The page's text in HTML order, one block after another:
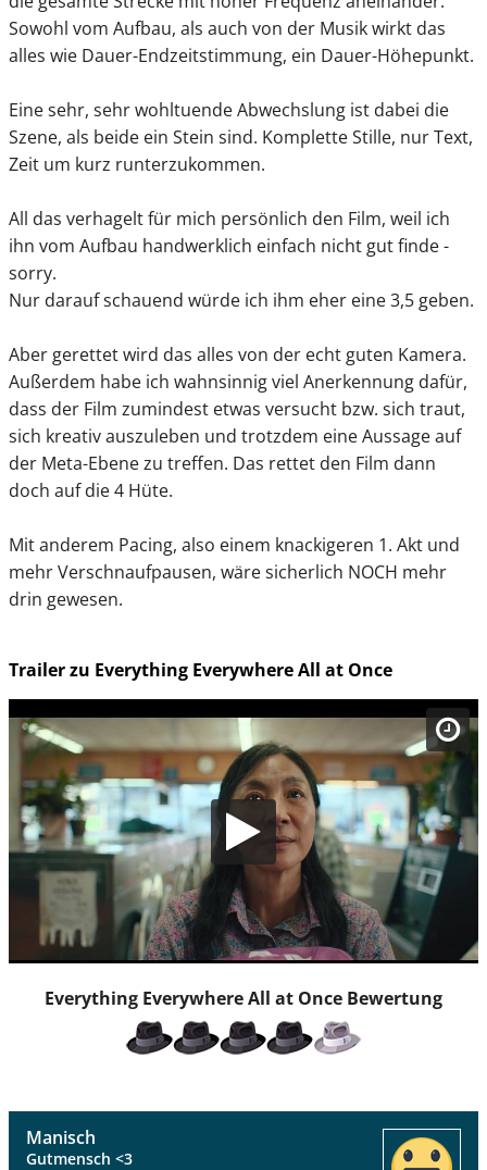
Sowohl vom Aufbau, als auch von der Musik wirkt das
alles wie Dauer-Endzeitstimmung, ein Dauer-Höhepunkt.
Eine sehr, sehr wohltuende Abwechslung ist dabei die
Szene, als beide ein Stein sind. Komplette Stille, nur Text,
Zeit um kurz runterzukommen.
All das verhagelt für mich persönlich den Film, weil ich
ihn vom Aufbau handwerklich einfach nicht gut finde -
sorry.
Nur darauf schauend würde ich ihm eher eine 3,5 geben.
Aber gerettet wird das alles von der echt guten Kamera.
Außerdem habe ich wahnsinnig viel Anerkennung dafür,
dass der Film zumindest etwas versucht bzw. sich traut,
sich kreativ auszuleben und trotzdem eine Aussage auf
der Meta-Ebene zu treffen. Das rettet den Film dann
doch auf die 4 Hüte.
Mit anderem Pacing, also einem knackigeren 1. Akt und
mehr Verschnaufpausen, wäre sicherlich NOCH mehr
drin gewesen.
Trailer zu Everything Everywhere All at Once
Everything Everywhere All at OnceBewertung
Manisch
Gutmensch <3